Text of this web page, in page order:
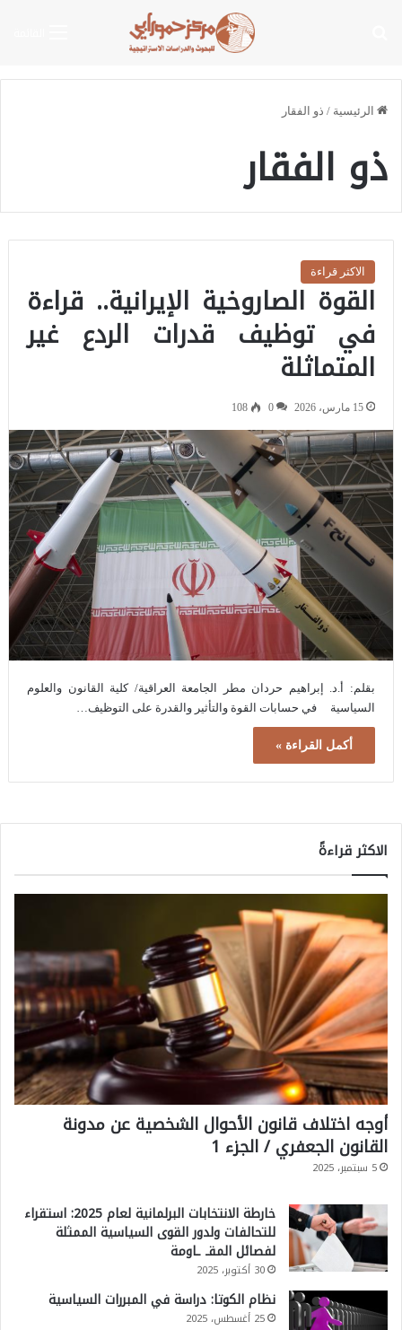
الرئيسية / ذو الفقار
ذو الفقار
الاكثر قراءة
القوة الصاروخية الإيرانية.. قراءة
في توظيف قدرات الردع غير
المتماثلة
15 مارس، 2026 0
108
بقلم: أ.د. إبراهيم حردان مطر الجامعة العراقية/ كلية القانون والعلوم
السياسية في حسابات القوة والتأثير والقدرة على التوظيف…
أكمل القراءة »
الاكثر قراءةً
أوجه اختلاف قانون الأحوال الشخصية عن مدونة
القانون الجعفري / الجزء 1
5 سبتمبر، 2025
خارطة الانتخابات البرلمانية لعام 2025: استقراء
للتحالفات ولدور القوى السياسية الممثلة
لفصائل المقـ ـاومة
30 أكتوبر، 2025
نظام الكوتا: دراسة في المبررات السياسية
25 أغسطس، 2025